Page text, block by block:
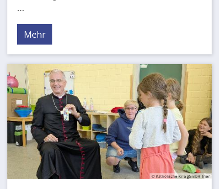
...
Mehr
© Katholische KiTa gGmbH Trier